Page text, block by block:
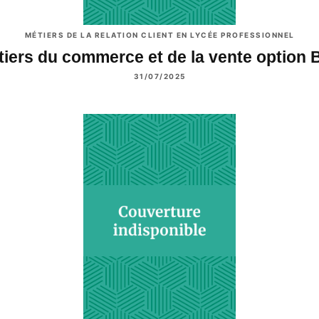
MÉTIERS DE LA RELATION CLIENT EN LYCÉE PROFESSIONNEL
du commerce et de la vente option
31/07/2025